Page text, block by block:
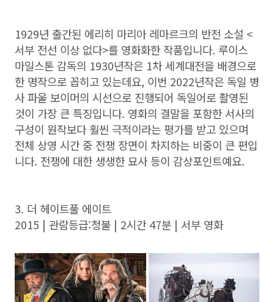
1929년 출간된 에리히 마리아 레마르크의 반전 소설 <
서부 전선 이상 없다>를 영화화한 작품입니다. 루이스
마일스톤 감독의 1930년작은 1차 세계대전을 배경으로
한 명작으로 꼽히고 있는데요, 이번 2022년작은 독일 병
사 파울 보이머의 시선으로 진행되어 독일어로 촬영된
것이 가장 큰 특징입니다. 영화의 결말을 포함한 서사의
구성이 원작보다 훨씬 극적이라는 평가를 받고 있으며
전체 상영 시간 중 전쟁 장면이 차지하는 비중이 큰 편입
니다. 전쟁에 대한 생생한 묘사 등이 감상포인트예요.
3. 더 헤이트풀 에이트
2015 | 관람등급:청불 | 2시간 47분 | 서부 영화